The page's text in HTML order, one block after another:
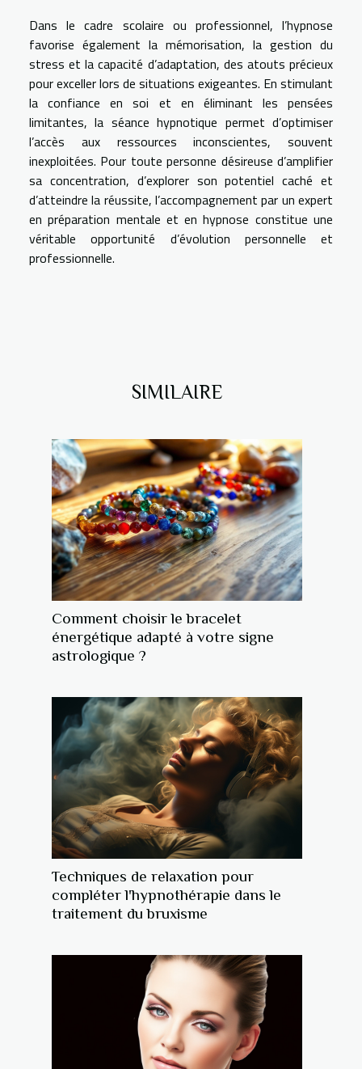
Dans le cadre scolaire ou professionnel, l’hypnose
favorise également la mémorisation, la gestion du
stress et la capacité d’adaptation, des atouts précieux
pour exceller lors de situations exigeantes. En stimulant
la confiance en soi et en éliminant les pensées
limitantes, la séance hypnotique permet d’optimiser
l’accès aux ressources inconscientes, souvent
inexploitées. Pour toute personne désireuse d’amplifier
sa concentration, d’explorer son potentiel caché et
d’atteindre la réussite, l’accompagnement par un expert
en préparation mentale et en hypnose constitue une
véritable opportunité d’évolution personnelle et
professionnelle.
SIMILAIRE
Comment choisir le bracelet
énergétique adapté à votre signe
astrologique ?
Techniques de relaxation pour
compléter l'hypnothérapie dans le
traitement du bruxisme